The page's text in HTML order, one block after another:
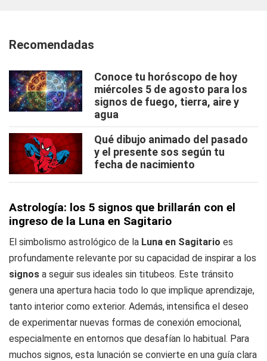
Recomendadas
Conoce tu horóscopo de hoy
miércoles 5 de agosto para los
signos de fuego, tierra, aire y
agua
Qué dibujo animado del pasado
y el presente sos según tu
fecha de nacimiento
Astrología: los 5 signos que brillarán con el
ingreso de la Luna en Sagitario
El simbolismo astrológico de la Luna en Sagitario es
profundamente relevante por su capacidad de inspirar a los
signos a seguir sus ideales sin titubeos. Este tránsito
genera una apertura hacia todo lo que implique aprendizaje,
tanto interior como exterior. Además, intensifica el deseo
de experimentar nuevas formas de conexión emocional,
especialmente en entornos que desafían lo habitual. Para
muchos signos, esta lunación se convierte en una guía clara